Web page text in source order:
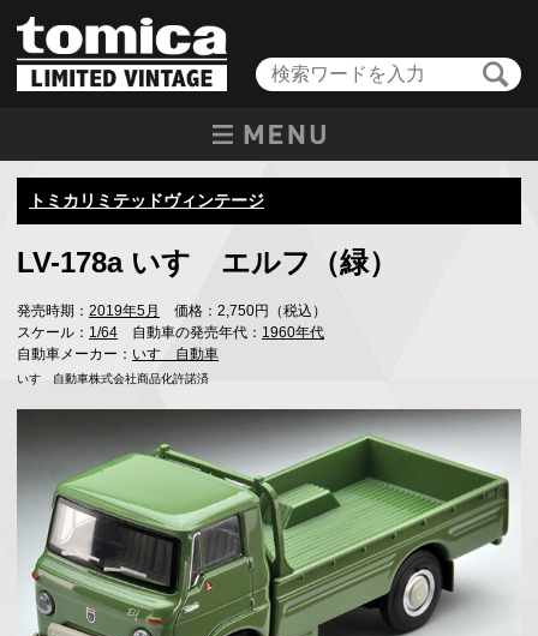
トミカリミテッドヴィンテージ
LV-178a いすゞエルフ（緑）
発売時期： 2019年5月
価格：2,750円（税込）
スケール： 1/64 自動車の発売年代： 1960年代
自動車メーカー： いすゞ自動車
いすゞ自動車株式会社商品化許諾済